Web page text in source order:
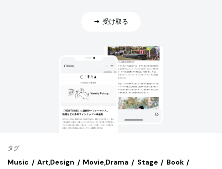
受け取る
タグ
Music Art,Design Movie,Drama Stage
Book